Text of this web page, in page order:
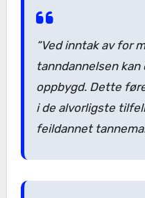
“Ved inntak av for
tanndannelsen kan
oppbygd. Dette
i de alvorligste
feildannet